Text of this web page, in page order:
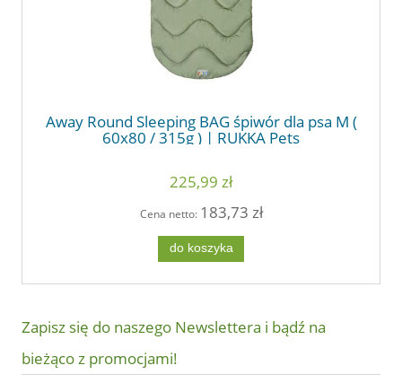
Away Round Sleeping BAG śpiwór dla psa M (
60x80 / 315g ) | RUKKA Pets
225,99 zł
Cena netto: 183,73 zł
do koszyka
Zapisz się do naszego Newslettera i bądź na
bieżąco z promocjami!